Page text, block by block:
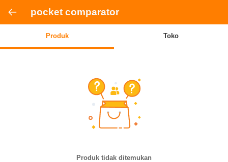
pocket comparator
Produk Toko
Produk tidak ditemukan